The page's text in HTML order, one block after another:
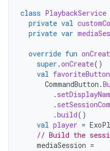
class PlaybackService
private val
private var
override fun
super .onCreate()
val favoriteButton
CommandButton .
.
.
.build()
val player =
// Build the
mediaSession =